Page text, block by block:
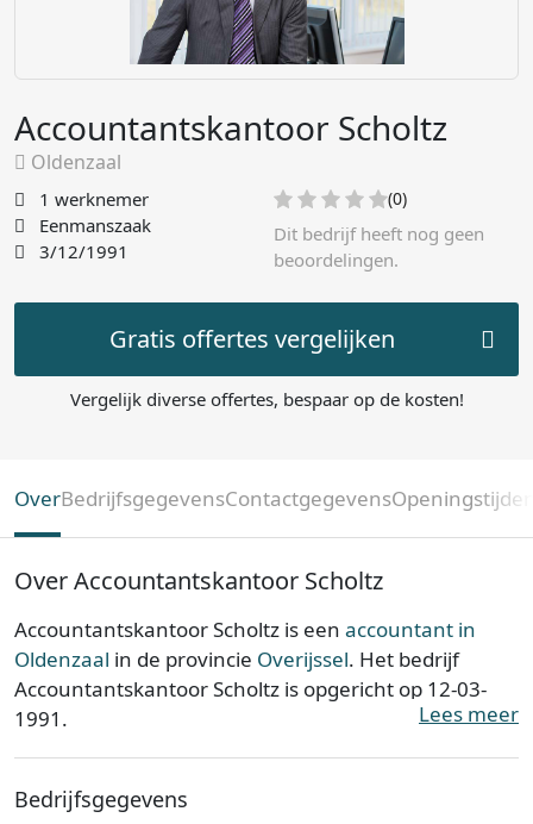
Accountantskantoor Scholtz
Oldenzaal
1 werknemer
Eenmanszaak
3/12/1991
(0)
Dit bedrijf heeft nog geen
beoordelingen.
Gratis offertes vergelijken
Vergelijk diverse offertes, bespaar op de kosten!
OverBedrijfsgegevensContactgegevens
Over Accountantskantoor Scholtz
Accountantskantoor Scholtz is een accountant in
Oldenzaal in de provincie Overijssel. Het bedrijf
Accountantskantoor Scholtz is opgericht op 12-03-
1991.
Kamer van Koophandel. Het kantoor is bij de KvK
Lees meer
Bedrijfsgegevens